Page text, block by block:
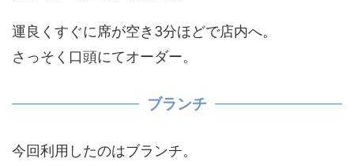
運良くすぐに席が空き3分ほどで店内へ。
さっそく口頭にてオーダー。
ブランチ
今回利用したのはブランチ。